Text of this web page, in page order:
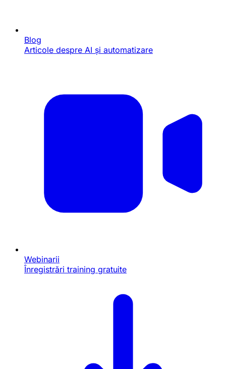
Blog
Articole despre AI și automatizare
Webinarii
Înregistrări training gratuite